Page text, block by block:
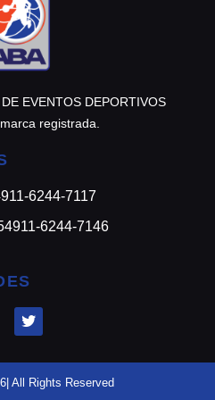
EVENTOS DEPORTIVOS
registrada.
6244-7117
6244-7146
All Rights Reserved